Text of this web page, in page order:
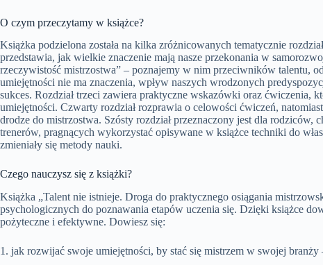
O czym przeczytamy w książce?
Książka podzielona została na kilka zróżnicowanych tematycznie
przedstawia, jak wielkie znaczenie mają nasze przekonania w
rzeczywistość mistrzostwa” – poznajemy w nim przeciwników talentu,
umiejętności nie ma znaczenia, wpływ naszych wrodzonych
sukces. Rozdział trzeci zawiera praktyczne wskazówki oraz ćwiczenia,
umiejętności. Czwarty rozdział rozprawia o celowości ćwiczeń,
drodze do mistrzostwa. Szósty rozdział przeznaczony jest dla
trenerów, pragnących wykorzystać opisywane w książce techniki do
zmieniały się metody nauki.
Czego nauczysz się z książki?
Książka „Talent nie istnieje. Droga do praktycznego osiągania
psychologicznych do poznawania etapów uczenia się. Dzięki książce
pożyteczne i efektywne. Dowiesz się:
1. jak rozwijać swoje umiejętności, by stać się mistrzem w swojej